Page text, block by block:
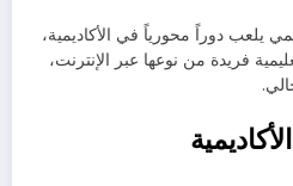
يلعب دوراً محورياً في الأكاديمية،
فريدة من نوعها عبر الإنترنت،